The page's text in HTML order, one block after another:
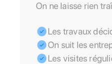
On ne laisse rien
Les travaux
On suit les
Les visites